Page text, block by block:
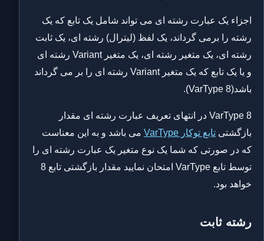
اجزاء یک عبارت رشته ای می تواند شامل یک تابع که یک
رشته را برمی گرداند، یک لفظ (لیترال) رشته ای، یک ثابت
رشته ای، یک متغیر رشته ای، یک متغیر Variant رشته ای
و یا یک تابع که یک متغیر Variant رشته ای را بر می گرداند
باشد(VarType 8).
VarType 8 در انتهای تعریف عبارت رشته ای مقدار
بازگشتی تابع توکار VarType
می باشد و به این معناست
که در صورتی که شما یک نوع متغیر یک عبارت رشته ای را
توسط تابع VarType امتحان نمایید مقدار بازگشتی تابع 8
خواهد بود.
رشته ثابت